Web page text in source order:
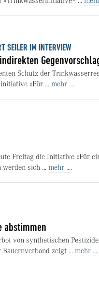
SEILER IM INTERVIEW
Schutz der
«Für ... mehr ....
Freitag die Initiative «Für
sich ... mehr ....
abstimmen
von synthetischen
zeigt ... mehr ....